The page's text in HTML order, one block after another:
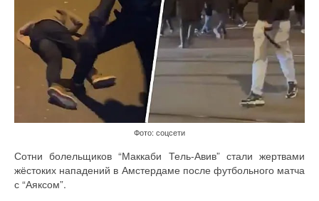
Фото: соцсети
Сотни болельщиков “Маккаби Тель-Авив” стали жертвами
жёстоких нападений в Амстердаме после футбольного матча
с “Аяксом”.